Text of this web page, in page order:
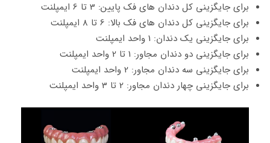
برای جایگزینی کل دندان های فک پایین: 3 تا 6 ایمپلنت
برای جایگزینی کل دندان های فک بالا: 6 تا 8 ایمپلنت
برای جایگزینی یک دندان: 1 واحد ایمپلنت
برای جایگزینی دو دندان مجاور: 1 تا 2 واحد ایمپلنت
برای جایگزینی سه دندان مجاور: 2 واحد ایمپلنت
برای جایگزینی چهار دندان مجاور: 2 تا 3 واحد ایمپلنت